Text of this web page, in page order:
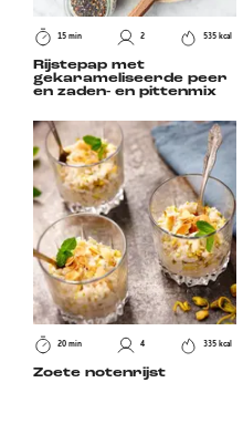
15 min 2 535 kcal
Rijstepap met
gekarameliseerde peer
en zaden- en pittenmix
20 min 4 335 kcal
Zoete notenrijst